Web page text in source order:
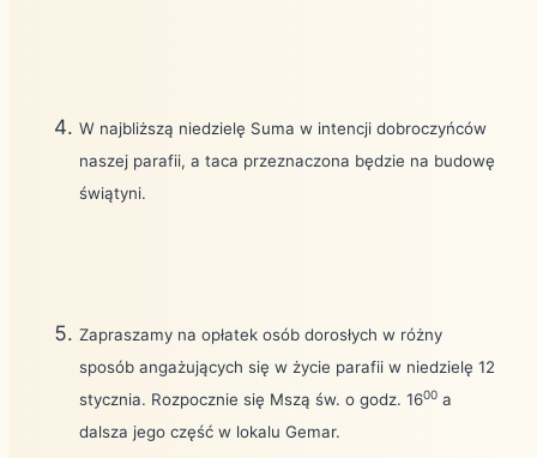
W najbliższą niedzielę Suma w intencji dobroczyńców
naszej parafii, a taca przeznaczona będzie na budowę
świątyni.
Zapraszamy na opłatek osób dorosłych w różny
sposób angażujących się w życie parafii w niedzielę 12
stycznia. Rozpocznie się Mszą św. o godz. 1600 a
dalsza jego część w lokalu Gemar.